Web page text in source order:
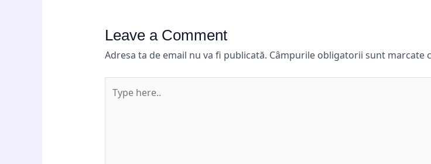
Leave a Comment
Adresa ta de email nu va fi publicată. Câmpurile obligatorii sunt marcate
here..